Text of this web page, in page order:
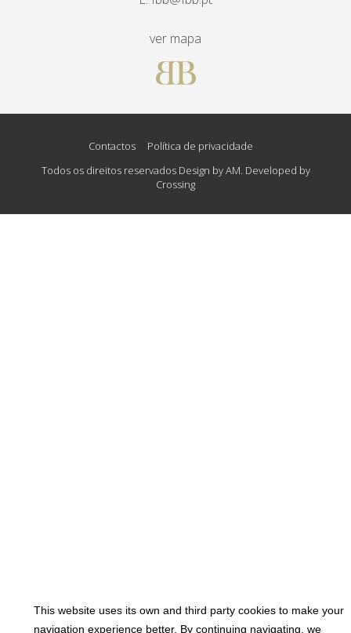
This website uses its own and third party cookies to make your
navigation experience better. By continuing navigating, we
ver mapa
Contactos
Política de privacidade
Todos os direitos reservados Design by AM. Developed by
Crossing